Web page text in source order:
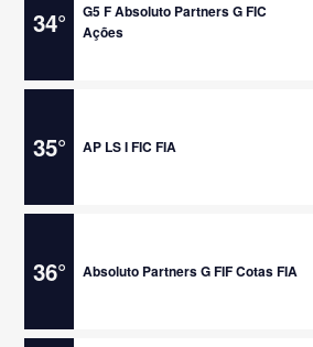
34°
G5 F Absoluto Partners G FIC
Ações
35° AP LS I FIC FIA
36° Absoluto Partners G FIF Cotas FIA